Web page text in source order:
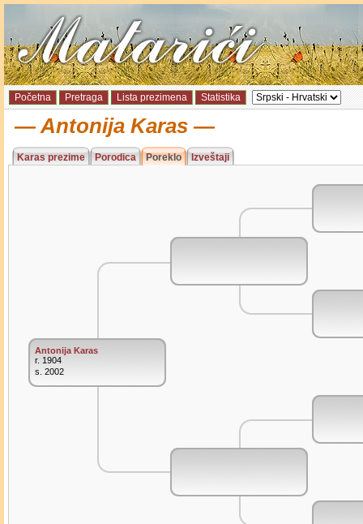
Početna Pretraga Lista prezimena Statistika
Antonija Karas
Karas prezime Porodica Poreklo Izveštaji
Antonija Karas
r. 1904
s. 2002